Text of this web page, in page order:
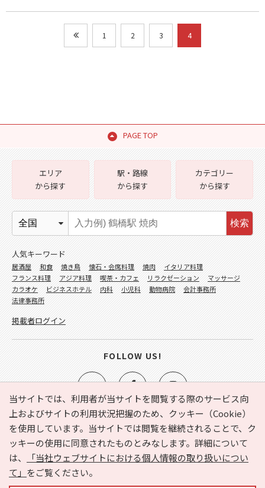
1 2 3 4
PAGE TOP
当サイトでは、利用者が当サイトを閲覧する際のサービス向
上およびサイトの利用状況把握のため、クッキー（Cookie）
を使用しています。当サイトでは閲覧を継続されることで、ク
ッキーの使用に同意されたものとみなします。詳細について
は、
「当社ウェブサイトにおける個人情報の取り扱いについ
て」 をご覧ください。
e-NAVITA（イーナビタ）とは？ お気に入り
ヘルプ
利用規約
個人情報の取り扱いについて
運営会社
サイトマップ
広告掲載に関するお問い合わせ
エリア
から探す
駅・路線
から探す
カテゴリー
から探す
検索
人気キーワード
居酒屋 和食 焼き鳥 懐石・会席料理 焼肉
イタリア料理
フランス料理
アジア料理 喫茶・カフェ リラクゼーション
マッサージ
カラオケ
ビジネスホテル 内科 小児科 動物病院
会計事務所
法律事務所
掲載者ログイン
FOLLOW US!